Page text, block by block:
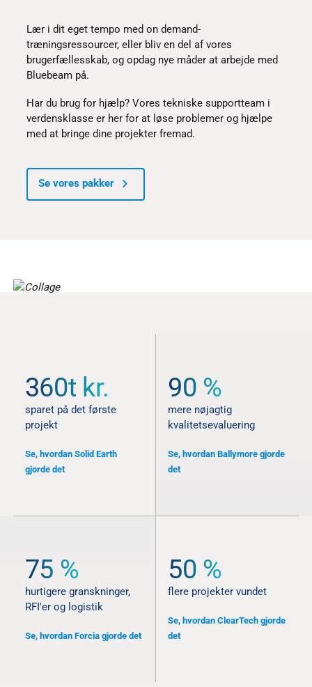
Lær i dit eget tempo med on demand-
træningsressourcer, eller bliv en del af vores
brugerfællesskab, og opdag nye måder at arbejde med
Bluebeam på.
Har du brug for hjælp? Vores tekniske supportteam i
verdensklasse er her for at løse problemer og hjælpe
med at bringe dine projekter fremad.
Se vores pakker
Bedre resultater fra start til
slut
360t kr.
sparet på det første
projekt
Se, hvordan Solid Earth
gjorde det
90 %
mere nøjagtig
kvalitetsevaluering
Se, hvordan Ballymore gjorde
det
75 %
hurtigere granskninger,
RFI'er og logistik
Se, hvordan Forcia gjorde det
50 %
flere projekter vundet
Se, hvordan ClearTech gjorde
det